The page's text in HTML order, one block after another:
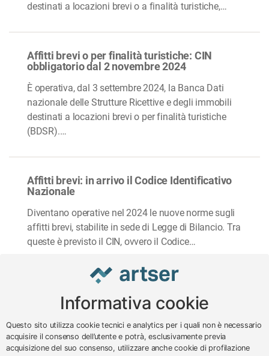
destinati a locazioni brevi o a finalità turistiche,…
Affitti brevi o per finalità turistiche: CIN
obbligatorio dal 2 novembre 2024
È operativa, dal 3 settembre 2024, la Banca Dati
nazionale delle Strutture Ricettive e degli immobili
destinati a locazioni brevi o per finalità turistiche
(BDSR).…
Affitti brevi: in arrivo il Codice Identificativo
Nazionale
Diventano operative nel 2024 le nuove norme sugli
affitti brevi, stabilite in sede di Legge di Bilancio. Tra
queste è previsto il CIN, ovvero il Codice…
© 2024 – 2026 - ARTSER SRL
Informativa cookie
Questo sito utilizza cookie tecnici e analytics per i quali non è necessario
acquisire il consenso dell’utente e potrà, esclusivamente previa
acquisizione del suo consenso, utilizzare anche cookie di profilazione